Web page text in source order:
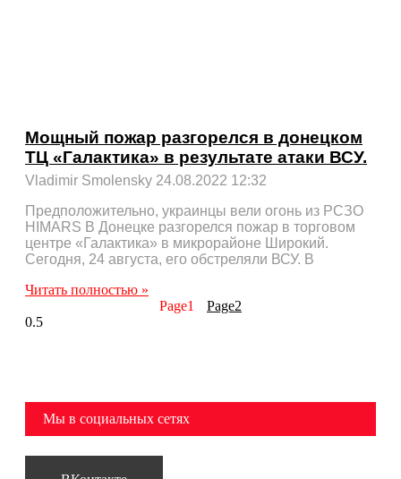
Мощный пожар разгорелся в донецком
ТЦ «Галактика» в результате атаки ВСУ.
Vladimir Smolensky 24.08.2022 12:32
Предположительно, украинцы вели огонь из РСЗО
HIMARS В Донецке разгорелся пожар в торговом
центре «Галактика» в микрорайоне Широкий.
Сегодня, 24 августа, его обстреляли ВСУ. В
Читать полностью »
Page1 Page2
Мы в социальных сетях